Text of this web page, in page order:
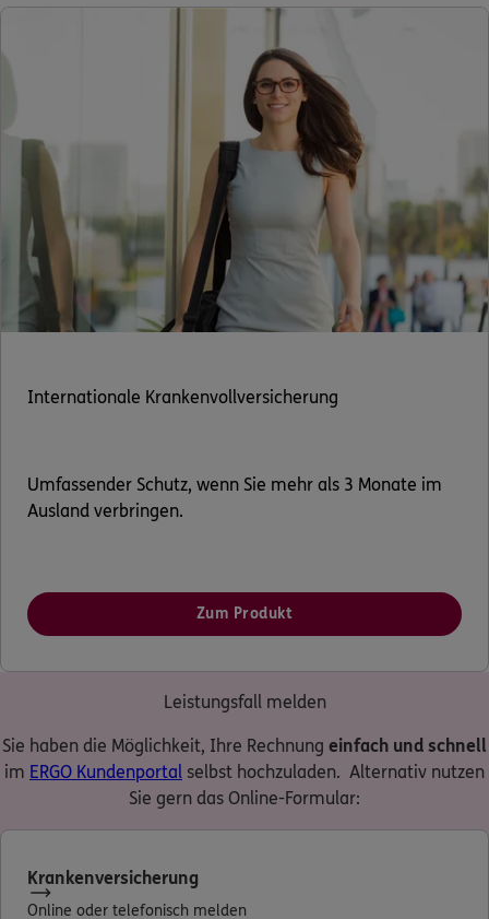
Internationale Krankenvollversicherung
Umfassender Schutz, wenn Sie mehr als 3 Monate im
Ausland verbringen.
Zum Produkt
Leistungsfall melden
Sie haben die Möglichkeit, Ihre Rechnung einfach und schnell
im ERGO Kundenportal selbst hochzuladen. Alternativ nutzen
Sie gern das Online-Formular:
Krankenversicherung
Online oder telefonisch melden